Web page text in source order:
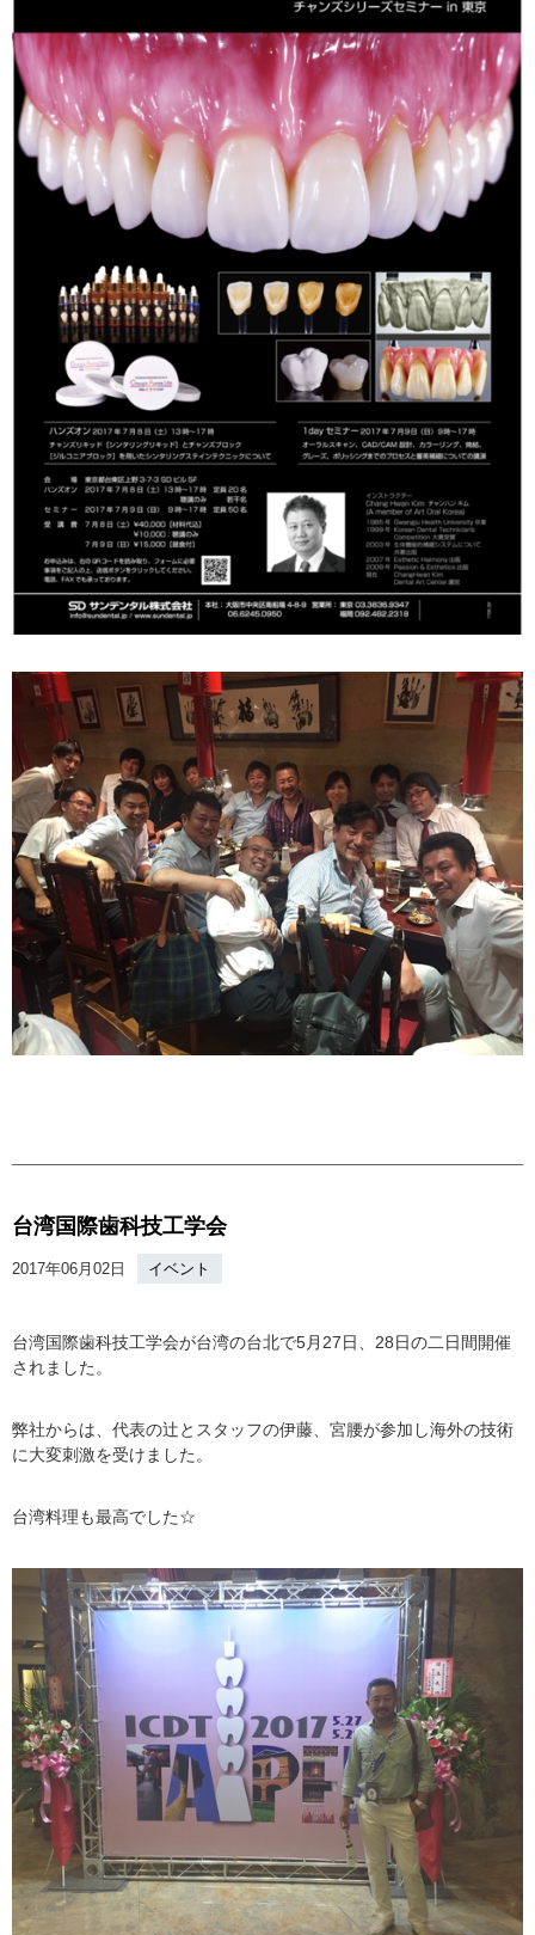
台湾国際歯科技工学会
2017年06月02日 イベント
台湾国際歯科技工学会が台湾の台北で5月27日、28日の二日間開催
されました。
弊社からは、代表の辻とスタッフの伊藤、宮腰が参加し海外の技術
に大変刺激を受けました。
台湾料理も最高でした☆